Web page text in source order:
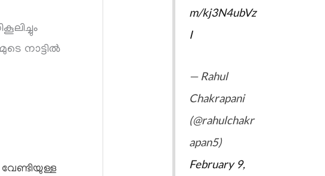
നാട്ടിൽ
m/kj3N4ubVz
I
— Rahul
Chakrapani
(@rahulchakr
apan5)
February 9,